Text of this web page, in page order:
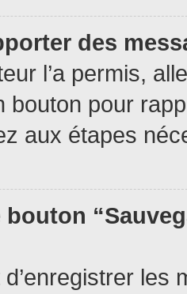
des
l’a permis,
bouton pour
aux étapes